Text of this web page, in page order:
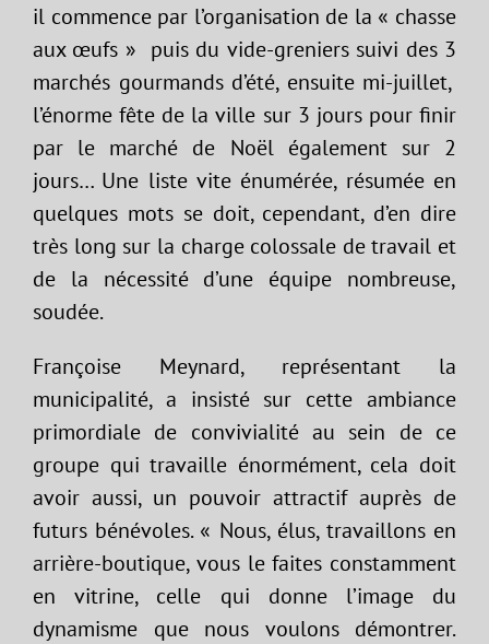
il commence par l’organisation de la « chasse
aux œufs » puis du vide-greniers suivi des 3
marchés gourmands d’été, ensuite mi-juillet,
l’énorme fête de la ville sur 3 jours pour finir
par le marché de Noël également sur 2
jours… Une liste vite énumérée, résumée en
quelques mots se doit, cependant, d’en dire
très long sur la charge colossale de travail et
de la nécessité d’une équipe nombreuse,
soudée.
Françoise Meynard, représentant la
municipalité, a insisté sur cette ambiance
primordiale de convivialité au sein de ce
groupe qui travaille énormément, cela doit
avoir aussi, un pouvoir attractif auprès de
futurs bénévoles. « Nous, élus, travaillons en
arrière-boutique, vous le faites constamment
en vitrine, celle qui donne l’image du
dynamisme que nous voulons démontrer.